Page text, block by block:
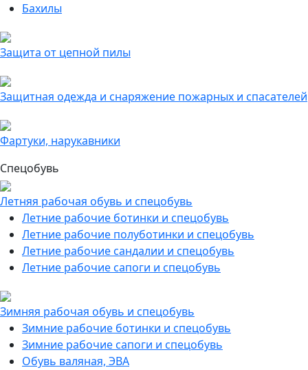
Бахилы
Защита от цепной пилы
Защитная одежда и снаряжение пожарных и спасателей
Фартуки, нарукавники
Спецобувь
Летняя рабочая обувь и спецобувь
Летние рабочие ботинки и спецобувь
Летние рабочие полуботинки и спецобувь
Летние рабочие сандалии и спецобувь
Летние рабочие сапоги и спецобувь
Зимняя рабочая обувь и спецобувь
Зимние рабочие ботинки и спецобувь
Зимние рабочие сапоги и спецобувь
Обувь валяная, ЭВА